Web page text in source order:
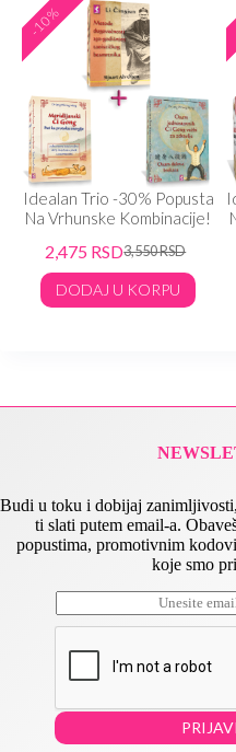
-10%
Idealan Trio -30% Popusta
Na Vrhunske Kombinacije!
3,550RSD
2,475 RSD
DODAJ U KORPU
Budi u toku i dobijaj
ti slati putem email-a.
popustima, promotivnim
koje smo
E
*
m